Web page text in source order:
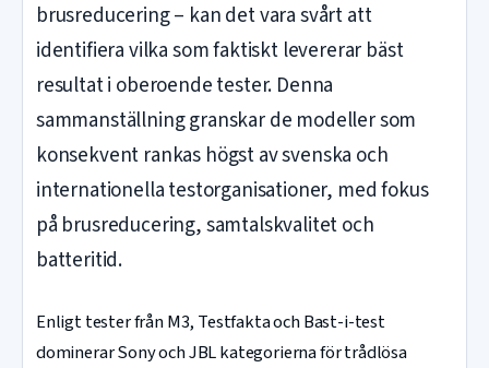
brusreducering – kan det vara svårt att
identifiera vilka som faktiskt levererar bäst
resultat i oberoende tester. Denna
sammanställning granskar de modeller som
konsekvent rankas högst av svenska och
internationella testorganisationer, med fokus
på brusreducering, samtalskvalitet och
batteritid.
Enligt tester från M3, Testfakta och Bast-i-test
dominerar Sony och JBL kategorierna för trådlösa